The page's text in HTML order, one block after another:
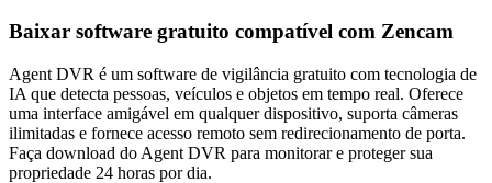
Baixar software gratuito compatível com Zencam
Agent DVR é um software de vigilância gratuito com tecnologia de
IA que detecta pessoas, veículos e objetos em tempo real. Oferece
uma interface amigável em qualquer dispositivo, suporta câmeras
ilimitadas e fornece acesso remoto sem redirecionamento de porta.
Faça download do Agent DVR para monitorar e proteger sua
propriedade 24 horas por dia.